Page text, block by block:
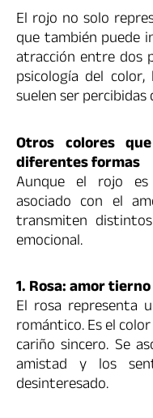
El rojo no solo
que también puede
atracción entre dos
psicología del
suelen ser
Otros colores
diferentes formas
Aunque el rojo
asociado con el
transmiten
emocional.
1. Rosa: amor
El rosa representa
romántico. Es el
cariño sincero. Se
amistad y los
desinteresado.